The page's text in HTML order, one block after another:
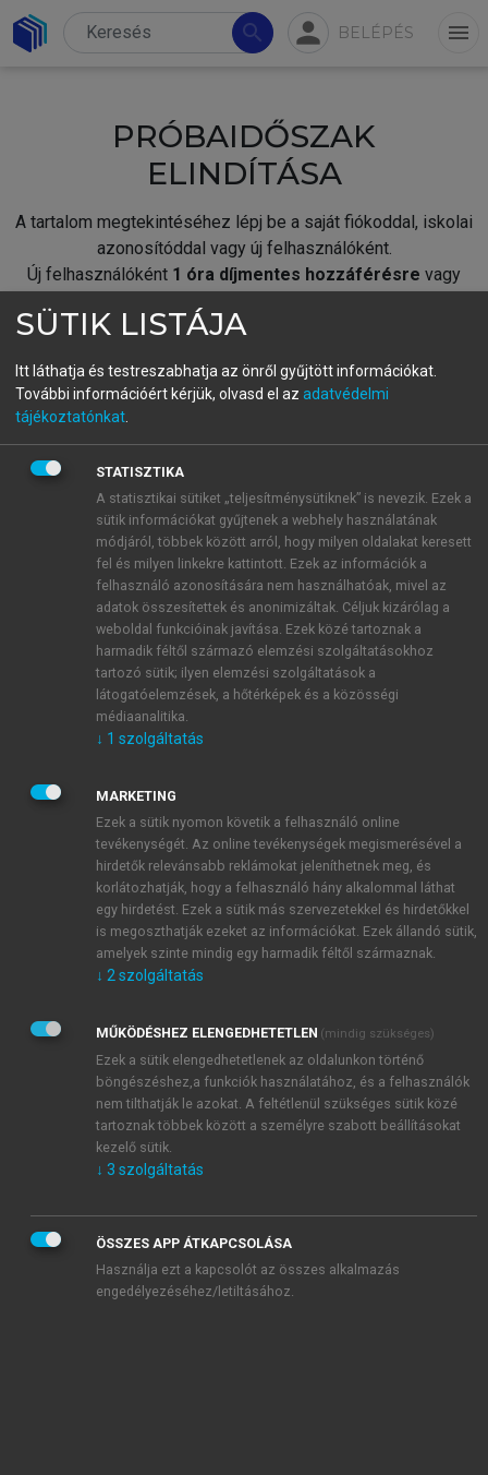
search person BELÉPÉS menu
PRÓBAIDŐSZAK
ELINDÍTÁSA
A tartalom megtekintéséhez lépj be a saját fiókoddal, iskolai
azonosítóddal vagy új felhasználóként.
Új felhasználóként 1 óra díjmentes hozzáférésre vagy
fiókoddal,vagy hozz létre új fiókot.
A regisztráció után apróbaidőszakautomatikusan
BELÉPÉS SAJÁT FIÓKKAL
ÚJ FIÓK LÉTREHOZÁSA
1 óra díjmentes hozzáférés
E-MAIL-CÍM
JELSZÓ
JELSZÓ ÚJRA
Kérek értesítést a MeRSZ újdonságairól, akcióiról.
Kérek értesítést az Akadémiai Kiadó Zrt. újdonságairól,
Adatkezelési tájékoztatóbanfoglaltakat tudomásul
veszem és elfogadom.
Általános vásárlási feltételeket, valamint a szotar.netés a
mersz.huoldalak licencszerződéseiben foglaltakat
tudomásul veszem és elfogadom.
KIPRÓBÁLOM
SÜTIK LISTÁJA
Itt láthatja és testreszabhatja az önről gyűjtött információkat.
További információért kérjük, olvasd el az adatvédelmi
tájékoztatónkat
STATISZTIKA
A statisztikai sütiket „teljesítménysütiknek” is nevezik. Ezek a
sütik információkat gyűjtenek a webhely használatának
módjáról, többek között arról, hogy milyen oldalakat keresett
fel és milyen linkekre kattintott. Ezek az információk a
felhasználó azonosítására nem használhatóak, mivel az
adatok összesítettek és anonimizáltak. Céljuk kizárólag a
weboldal funkcióinak javítása. Ezek közé tartoznak a
harmadik féltől származó elemzési szolgáltatásokhoz
tartozó sütik; ilyen elemzési szolgáltatások a
látogatóelemzések, a hőtérképek és a közösségi
médiaanalitika.
↓ 1 szolgáltatás
MARKETING
Ezek a sütik nyomon követik a felhasználó online
tevékenységét. Az online tevékenységek megismerésével a
hirdetők relevánsabb reklámokat jeleníthetnek meg, és
korlátozhatják, hogy a felhasználó hány alkalommal láthat
egy hirdetést. Ezek a sütik más szervezetekkel és hirdetőkkel
is megoszthatják ezeket az információkat. Ezek állandó sütik,
amelyek szinte mindig egy harmadik féltől származnak.
↓ 2 szolgáltatás
MŰKÖDÉSHEZ ELENGEDHETETLEN (mindig szükséges)
Ezek a sütik elengedhetetlenek az oldalunkon történő
böngészéshez,a funkciók használatához, és a felhasználók
nem tilthatják le azokat. A feltétlenül szükséges sütik közé
tartoznak többek között a személyre szabott beállításokat
kezelő sütik.
↓ 3 szolgáltatás
ÖSSZES APP ÁTKAPCSOLÁSA
Használja ezt a kapcsolót az összes alkalmazás
engedélyezéséhez/letiltásához.